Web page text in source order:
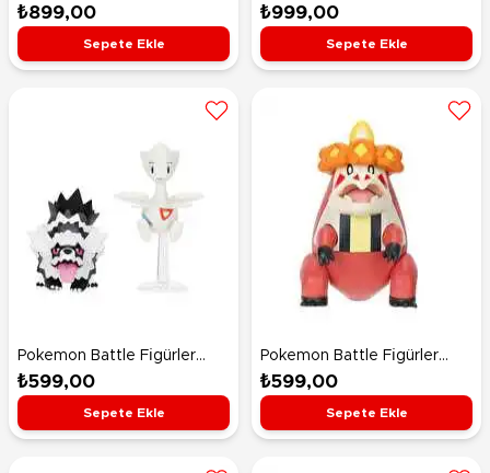
Seti̇ Flapple Jolteon Clefairy
₺899,00
Sepete Ekle
Seti̇ Pikachu Floragato Litleo
₺999,00
Sepete Ekle
Pokemon Battle Fi̇gürler
Galarian Zigzagoon Togetic
₺599,00
Sepete Ekle
Pokemon Battle Fi̇gürler
Crocalor
₺599,00
Sepete Ekle